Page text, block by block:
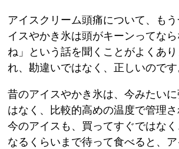
アイスクリーム頭痛について、も
イスやかき氷は頭がキーンってな
ね」という話を聞くことがよくあり
れ、勘違いではなく、正しいのです
昔のアイスやかき氷は、今みたい
はなく、比較的高めの温度で管理さ
今のアイスも、買ってすぐではなく
なるくらいまで待って食べると、